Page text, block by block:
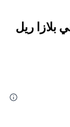
بلازا ريل